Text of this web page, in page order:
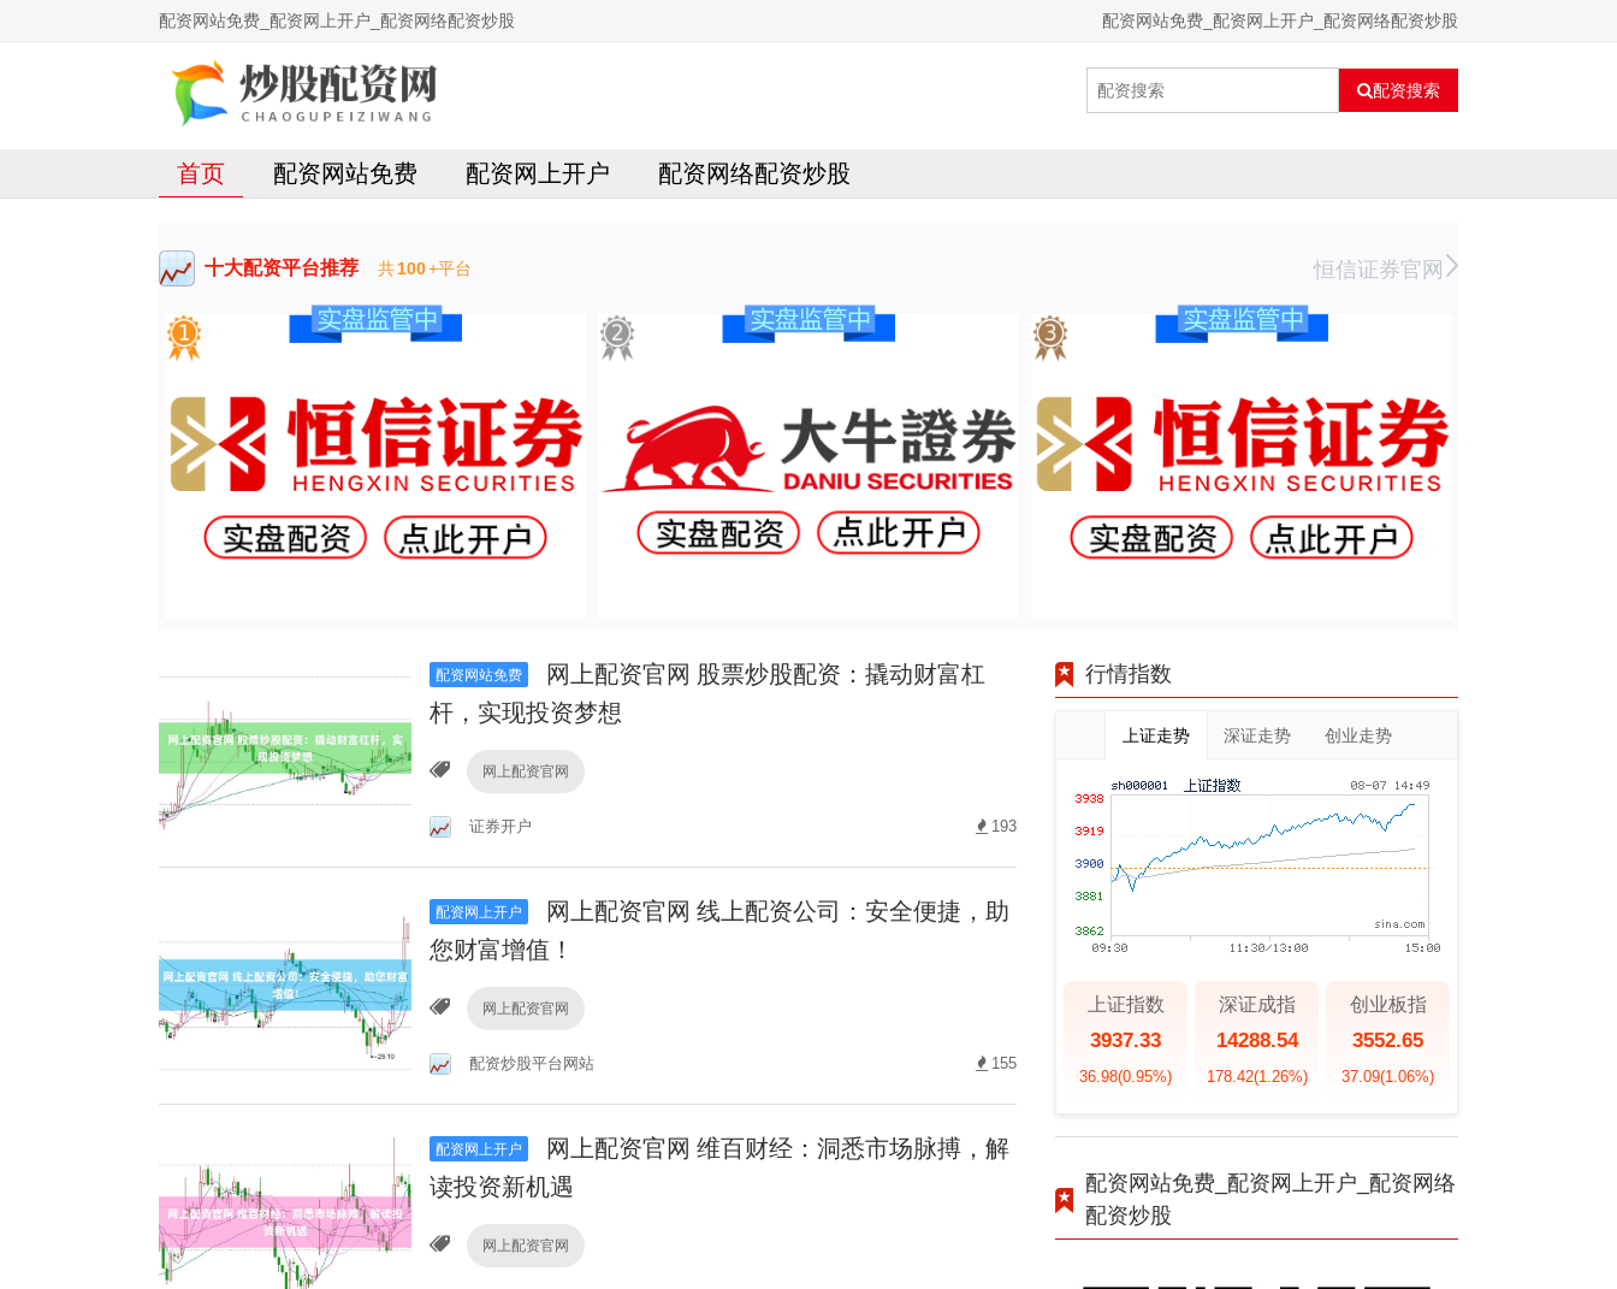
配资网站免费_配资网上开户_配资网络配资炒股 配资网站免费_配资网上开户_配资网络配资炒股
配资搜索
首页 配资网站免费 配资网上开户 配资网络配资炒股
十大配资平台推荐 共100+平台 恒信证券官网
配资网站免费
网上配资官网 股票炒股配资：撬动财富杠
杆，实现投资梦想
网上配资官网
证券开户 193
配资网上开户
网上配资官网 线上配资公司：安全便捷，助
您财富增值！
网上配资官网
配资炒股平台网站 155
配资网上开户
网上配资官网 维百财经：洞悉市场脉搏，解
读投资新机遇
网上配资官网
行情指数
上证走势 深证走势 创业走势
上证指数
3937.33
36.98(0.95%)
深证成指
14288.54
178.42(1.26%)
创业板指
3552.65
37.09(1.06%)
配资网站免费_配资网上开户_配资网络
配资炒股